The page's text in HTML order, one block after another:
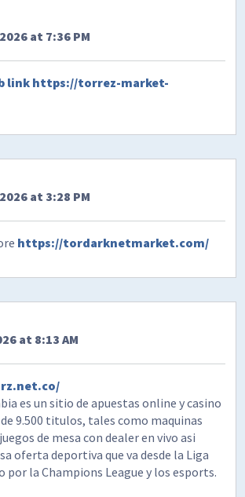
at 7:36 PM
link https://torrez-market-
at 3:28 PM
https://tordarknetmarket.com/
at 8:13 AM
es un sitio de apuestas online y casino
9.500 titulos, tales como maquinas
de mesa con dealer en vivo asi
oferta deportiva que va desde la Liga
por la Champions League y los esports.